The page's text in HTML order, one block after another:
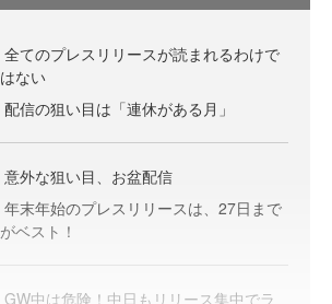
全てのプレスリリースが読まれるわけで
はない
配信の狙い目は「連休がある月」
意外な狙い目、お盆配信
年末年始のプレスリリースは、27日まで
がベスト！
GW中は危険！中日もリリース集中でラ